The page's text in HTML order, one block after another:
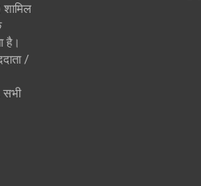
शामिल
है।
/
सभी